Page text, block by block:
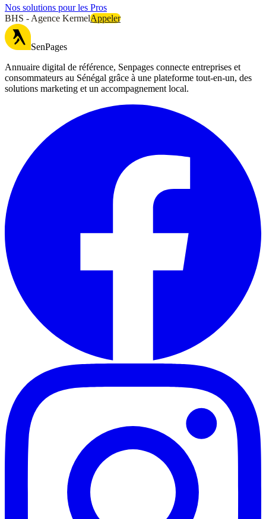
Nos solutions pour les Pros
BHS - Agence KermelAppeler
SenPages
Annuaire digital de référence, Senpages connecte entreprises et
consommateurs au Sénégal grâce à une plateforme tout-en-un, des
solutions marketing et un accompagnement local.